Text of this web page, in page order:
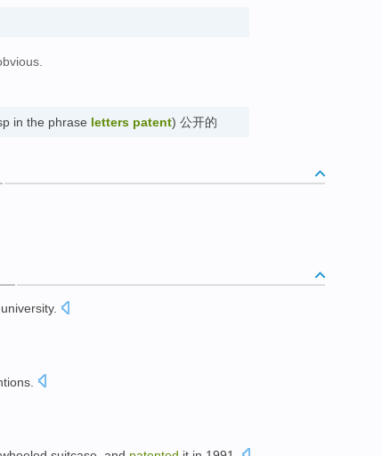
in the phrase letters patent) 公开的
university.